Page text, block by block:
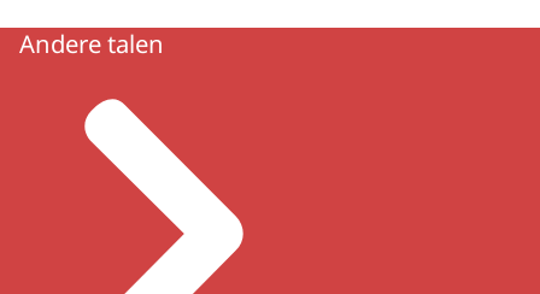
Andere talen